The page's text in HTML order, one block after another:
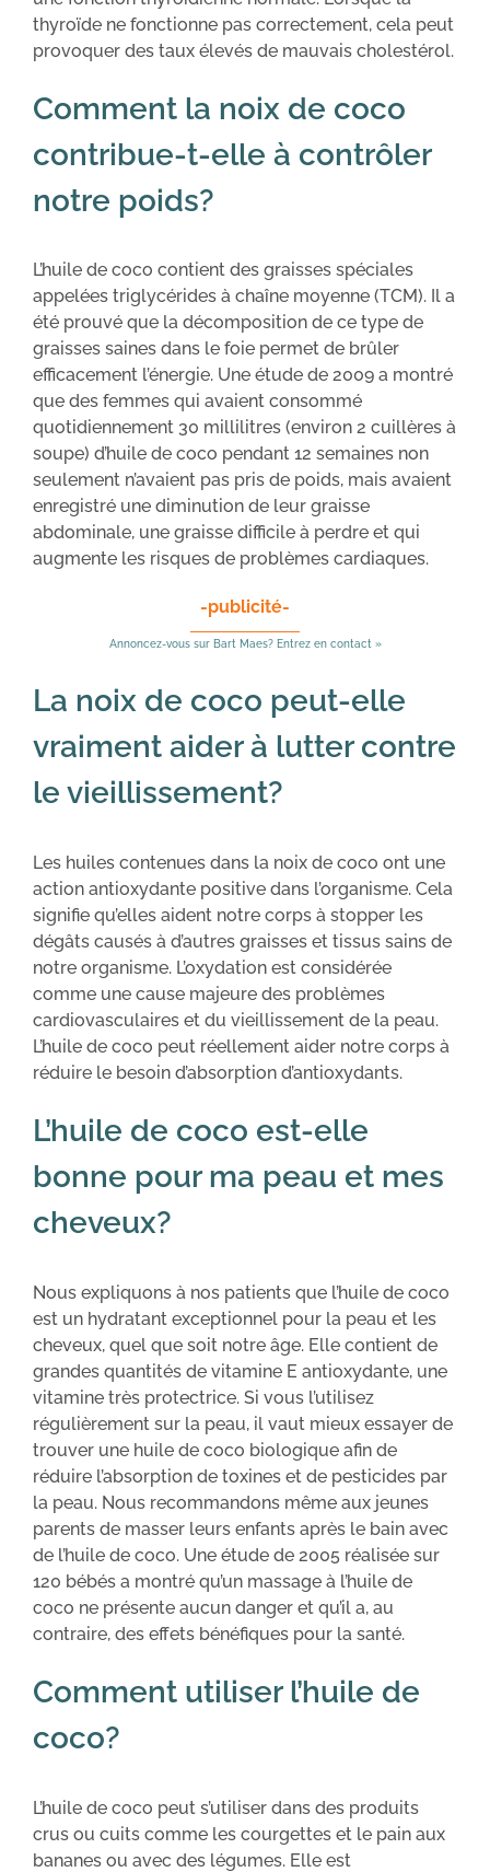
thyroïde ne fonctionne pas correctement, cela peut
provoquer des taux élevés de mauvais cholestérol.
Comment la noix de coco
contribue-t-elle à contrôler
notre poids?
L’huile de coco contient des graisses spéciales
appelées triglycérides à chaîne moyenne (TCM). Il a
été prouvé que la décomposition de ce type de
graisses saines dans le foie permet de brûler
efficacement l’énergie. Une étude de 2009 a montré
que des femmes qui avaient consommé
quotidiennement 30 millilitres (environ 2 cuillères à
soupe) d’huile de coco pendant 12 semaines non
seulement n’avaient pas pris de poids, mais avaient
enregistré une diminution de leur graisse
abdominale, une graisse difficile à perdre et qui
augmente les risques de problèmes cardiaques.
-publicité-
Annoncez-vous sur Bart Maes? Entrez en contact »
La noix de coco peut-elle
vraiment aider à lutter contre
le vieillissement?
Les huiles contenues dans la noix de coco ont une
action antioxydante positive dans l’organisme. Cela
signifie qu’elles aident notre corps à stopper les
dégâts causés à d’autres graisses et tissus sains de
notre organisme. L’oxydation est considérée
comme une cause majeure des problèmes
cardiovasculaires et du vieillissement de la peau.
L’huile de coco peut réellement aider notre corps à
réduire le besoin d’absorption d’antioxydants.
L’huile de coco est-elle
bonne pour ma peau et mes
cheveux?
Nous expliquons à nos patients que l’huile de coco
est un hydratant exceptionnel pour la peau et les
cheveux, quel que soit notre âge. Elle contient de
grandes quantités de vitamine E antioxydante, une
vitamine très protectrice. Si vous l’utilisez
régulièrement sur la peau, il vaut mieux essayer de
trouver une huile de coco biologique afin de
réduire l’absorption de toxines et de pesticides par
la peau. Nous recommandons même aux jeunes
parents de masser leurs enfants après le bain avec
de l’huile de coco. Une étude de 2005 réalisée sur
120 bébés a montré qu’un massage à l’huile de
coco ne présente aucun danger et qu’il a, au
contraire, des effets bénéfiques pour la santé.
Comment utiliser l’huile de
coco?
L’huile de coco peut s’utiliser dans des produits
crus ou cuits comme les courgettes et le pain aux
bananes ou avec des légumes. Elle est